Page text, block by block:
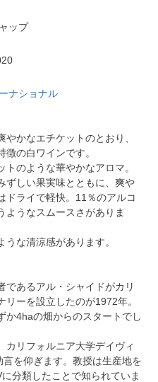
ップ
ナショナル
かなエチケットのとおり、
の白ワインです。
のような華やかなアロマ。
ずしい果実味とともに、爽や
ドライで軽快。11％のアルコ
ようなスムースさがありま
な清涼感があります。
であるアル・シャイドがカリ
ーを設立したのが1972年。
か4haの畑からのスタートでし
カリフォルニア大学デイヴィ
を仰ぎます。教授は生産地を
分類したことで知られていま